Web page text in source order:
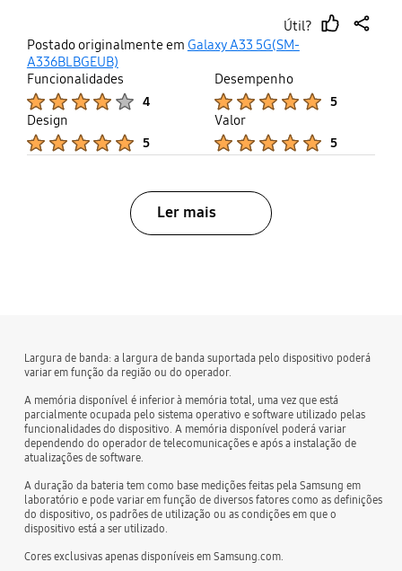
Útil?
Postado originalmente em Galaxy A33 5G(SM-
A336BLBGEUB)
Funcionalidades
4
Desempenho
5
Design
5
Valor
5
Ler mais
Largura de banda: a largura de banda suportada pelo dispositivo poderá
variar em função da região ou do operador.
A memória disponível é inferior à memória total, uma vez que está
parcialmente ocupada pelo sistema operativo e software utilizado pelas
funcionalidades do dispositivo. A memória disponível poderá variar
dependendo do operador de telecomunicações e após a instalação de
atualizações de software.
A duração da bateria tem como base medições feitas pela Samsung em
laboratório e pode variar em função de diversos fatores como as definições
do dispositivo, os padrões de utilização ou as condições em que o
dispositivo está a ser utilizado.
Cores exclusivas apenas disponíveis em Samsung.com.